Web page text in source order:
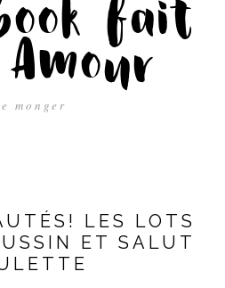
fait
monger
LES LOTS
ET SALUT